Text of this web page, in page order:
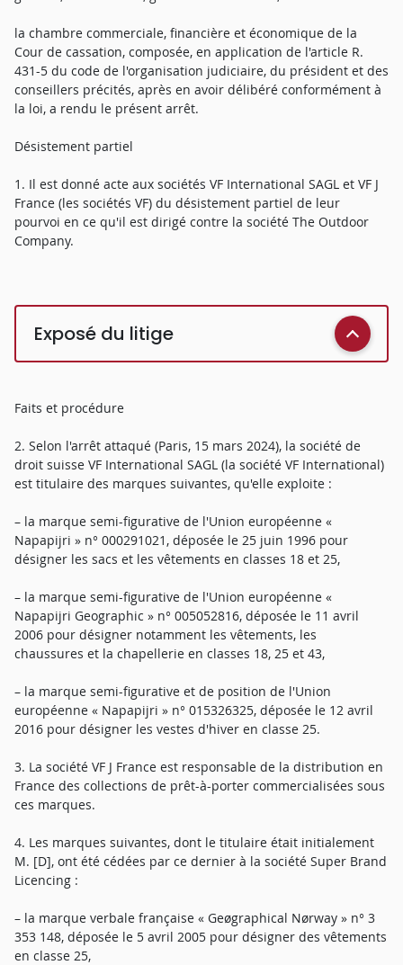
la chambre commerciale, financière et économique de la
Cour de cassation, composée, en application de l'article R.
431-5 du code de l'organisation judiciaire, du président et des
conseillers précités, après en avoir délibéré conformément à
la loi, a rendu le présent arrêt.
Désistement partiel
1. Il est donné acte aux sociétés VF International SAGL et VF J
France (les sociétés VF) du désistement partiel de leur
pourvoi en ce qu'il est dirigé contre la société The Outdoor
Company.
Exposé du litige
Faits et procédure
2. Selon l'arrêt attaqué (Paris, 15 mars 2024), la société de
droit suisse VF International SAGL (la société VF International)
est titulaire des marques suivantes, qu'elle exploite :
– la marque semi-figurative de l'Union européenne «
Napapijri » n° 000291021, déposée le 25 juin 1996 pour
désigner les sacs et les vêtements en classes 18 et 25,
– la marque semi-figurative de l'Union européenne «
Napapijri Geographic » n° 005052816, déposée le 11 avril
2006 pour désigner notamment les vêtements, les
chaussures et la chapellerie en classes 18, 25 et 43,
– la marque semi-figurative et de position de l'Union
européenne « Napapijri » n° 015326325, déposée le 12 avril
2016 pour désigner les vestes d'hiver en classe 25.
3. La société VF J France est responsable de la distribution en
France des collections de prêt-à-porter commercialisées sous
ces marques.
4. Les marques suivantes, dont le titulaire était initialement
M. [D], ont été cédées par ce dernier à la société Super Brand
Licencing :
– la marque verbale française « Geøgraphical Nørway » n° 3
353 148, déposée le 5 avril 2005 pour désigner des vêtements
en classe 25,